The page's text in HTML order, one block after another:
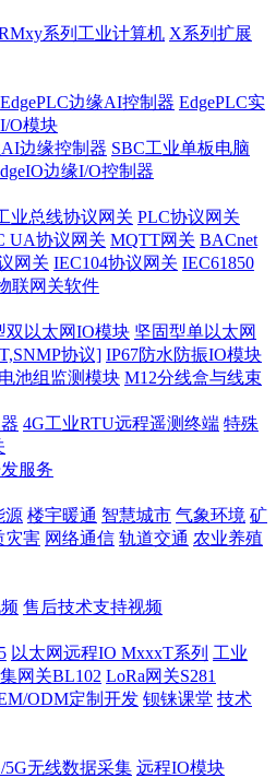
系列工业计算机 X系列扩展
EdgePLC边缘AI控制器 EdgePLC实
O模块
边缘控制器 SBC工业单板电脑
边缘I/O控制器
业总线协议网关 PLC协议网关
UA协议网关 MQTT网关 BACnet
网关 IEC104协议网关 IEC61850
联网关软件
双以太网IO模块 坚固型单以太网
协议] IP67防水防振IO模块
池组监测模块 M12分线盒与线束
4G工业RTU远程遥测终端 特殊
服务
源 楼宇暖通 智慧城市 气象环境 矿
灾害 网络通信 轨道交通 农业养殖
售后技术支持视频
以太网远程IO MxxxT系列 工业
网关BL102 LoRa网关S281
ODM定制开发 钡铼课堂 技术
5G无线数据采集 远程IO模块